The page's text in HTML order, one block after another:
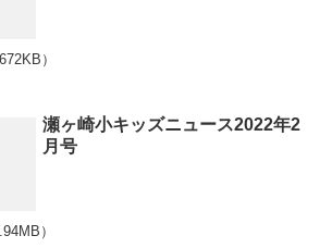
）
瀬ヶ崎小キッズニュース2022年2
月号
）